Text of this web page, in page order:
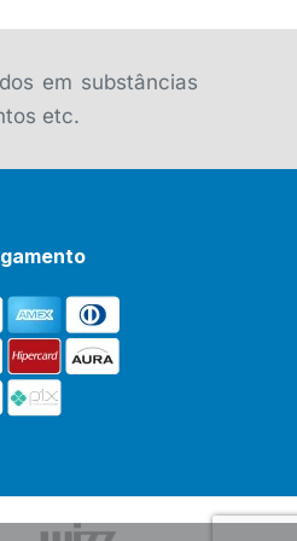
em substâncias
etc.